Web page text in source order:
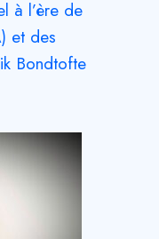
à l’ère de
et des
Bondtofte